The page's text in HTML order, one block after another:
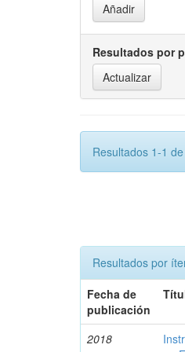
Resultados por
Resultados 1-1
Resultados por
Fecha de
publicación
2018